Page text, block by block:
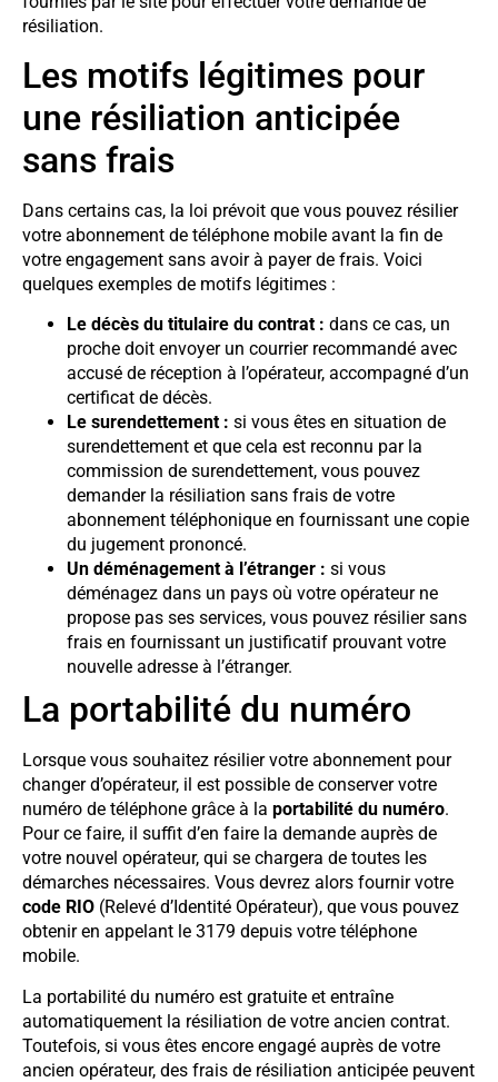
résiliation.
Les motifs légitimes pour
une résiliation anticipée
sans frais
Dans certains cas, la loi prévoit que vous pouvez résilier
votre abonnement de téléphone mobile avant la fin de
votre engagement sans avoir à payer de frais. Voici
quelques exemples de motifs légitimes :
Le décès du titulaire du contrat : dans ce cas, un
proche doit envoyer un courrier recommandé avec
accusé de réception à l’opérateur, accompagné d’un
certificat de décès.
Le surendettement : si vous êtes en situation de
surendettement et que cela est reconnu par la
commission de surendettement, vous pouvez
demander la résiliation sans frais de votre
abonnement téléphonique en fournissant une copie
du jugement prononcé.
Un déménagement à l’étranger : si vous
déménagez dans un pays où votre opérateur ne
propose pas ses services, vous pouvez résilier sans
frais en fournissant un justificatif prouvant votre
nouvelle adresse à l’étranger.
La portabilité du numéro
Lorsque vous souhaitez résilier votre abonnement pour
changer d’opérateur, il est possible de conserver votre
numéro de téléphone grâce à la portabilité du numéro.
Pour ce faire, il suffit d’en faire la demande auprès de
votre nouvel opérateur, qui se chargera de toutes les
démarches nécessaires. Vous devrez alors fournir votre
code RIO (Relevé d’Identité Opérateur), que vous pouvez
obtenir en appelant le 3179 depuis votre téléphone
mobile.
La portabilité du numéro est gratuite et entraîne
automatiquement la résiliation de votre ancien contrat.
Toutefois, si vous êtes encore engagé auprès de votre
ancien opérateur, des frais de résiliation anticipée peuvent